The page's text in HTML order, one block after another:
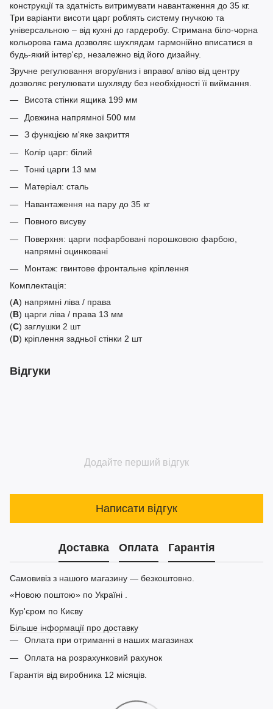
конструкції та здатність витримувати навантаження до 35 кг.
Три варіанти висоти царг роблять систему гнучкою та
універсальною – від кухні до гардеробу. Стримана біло-чорна
кольорова гама дозволяє шухлядам гармонійно вписатися в
будь-який інтер'єр, незалежно від його дизайну.
Зручне регулювання вгору/вниз і вправо/ вліво від центру
дозволяє регулювати шухляду без необхідності її виймання.
Висота стінки ящика 199 мм
Довжина напрямної 500 мм
З функцією м'яке закриття
Колір царг: білий
Тонкі царги 13 мм
Матеріал: сталь
Навантаження на пару до 35 кг
Повного висуву
Поверхня: царги пофарбовані порошковою фарбою,
напрямні оцинковані
Монтаж: гвинтове фронтальне кріплення
Комплектація:
(A) напрямні ліва / права
(B) царги ліва / права 13 мм
(C) заглушки 2 шт
(D) кріплення задньої стінки 2 шт
Відгуки
Додайте перший відгук
Написати відгук
Доставка Оплата Гарантія
Самовивіз з нашого магазину — безкоштовно.
«Новою поштою» по Україні .
Кур'єром по Києву
Більше інформації про доставку
Оплата при отриманні в наших магазинах
Оплата на розрахунковий рахунок
Гарантія від виробника 12 місяців.